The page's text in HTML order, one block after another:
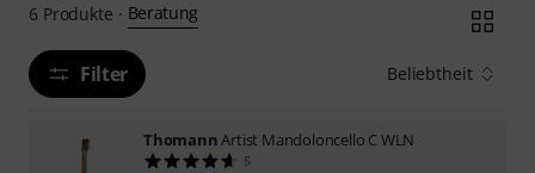
6 Produkte · Beratung
Filter Beliebtheit
ThomannArtist Mandoloncello C WLN
5